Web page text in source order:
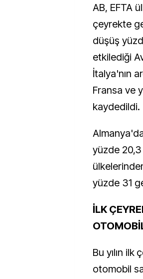
AB, EFTA
çeyrekte
düşüş
etkilediği
İtalya'nın
Fransa ve
kaydedildi.
yüzde 20,3
yüzde 31
İLK
Bu yılın
otomobil